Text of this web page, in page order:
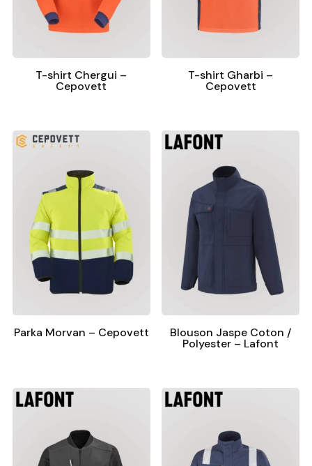
T-shirt Chergui –
Cepovett
T-shirt Gharbi –
Cepovett
Parka Morvan – Cepovett Blouson Jaspe Coton /
Polyester – Lafont